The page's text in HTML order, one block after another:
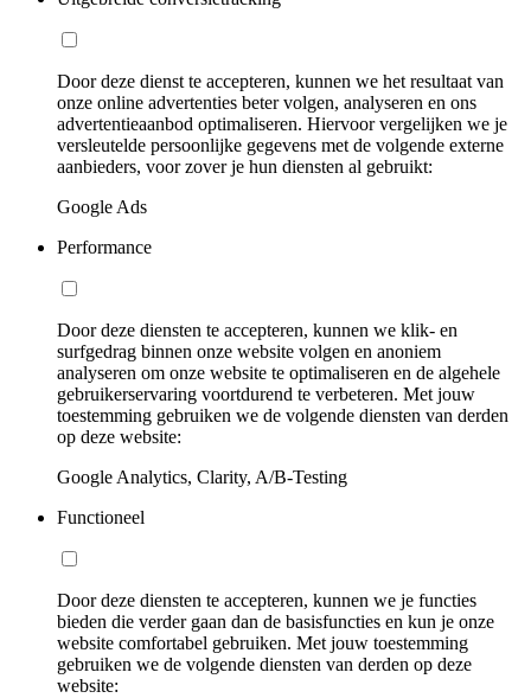
Door deze dienst te accepteren, kunnen we het resultaat van
onze online advertenties beter volgen, analyseren en ons
advertentieaanbod optimaliseren. Hiervoor vergelijken we je
versleutelde persoonlijke gegevens met de volgende externe
aanbieders, voor zover je hun diensten al gebruikt:
Google Ads
Performance
Door deze diensten te accepteren, kunnen we klik- en
surfgedrag binnen onze website volgen en anoniem
analyseren om onze website te optimaliseren en de algehele
gebruikerservaring voortdurend te verbeteren. Met jouw
toestemming gebruiken we de volgende diensten van derden
op deze website:
Google Analytics, Clarity, A/B-Testing
Functioneel
Door deze diensten te accepteren, kunnen we je functies
bieden die verder gaan dan de basisfuncties en kun je onze
website comfortabel gebruiken. Met jouw toestemming
gebruiken we de volgende diensten van derden op deze
website: